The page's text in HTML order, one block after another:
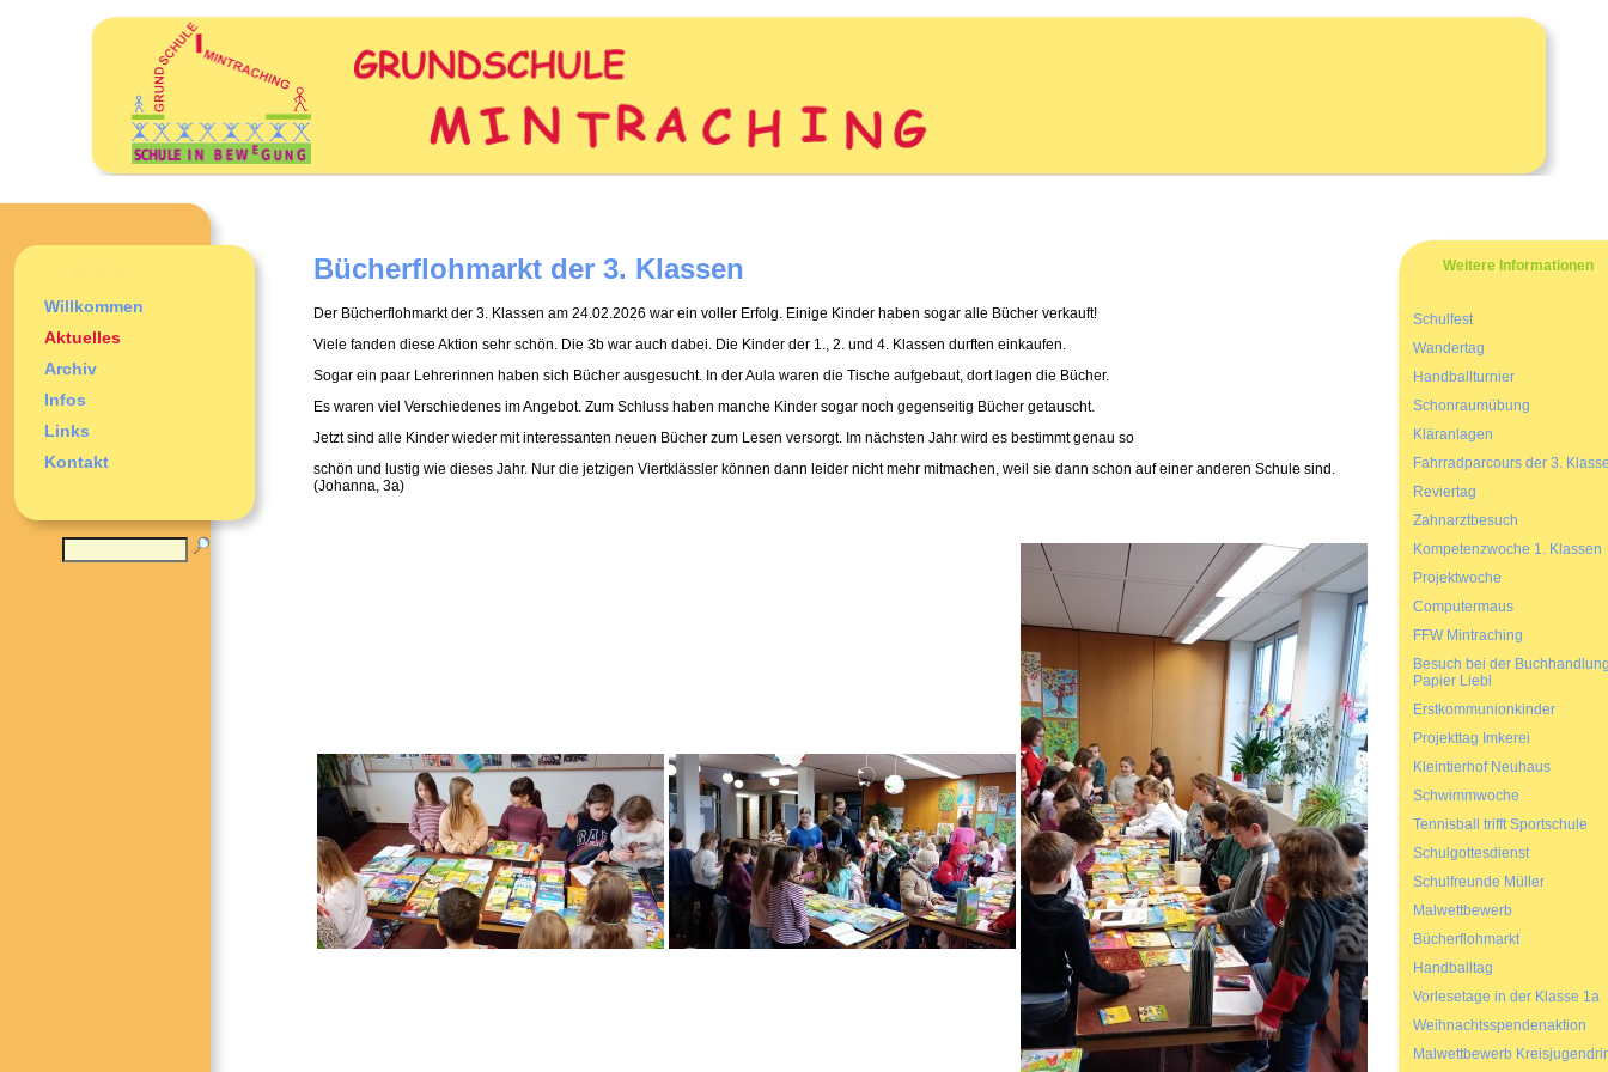
Willkommen
Aktuelles
Archiv
Infos
Links
Kontakt
Bücherflohmarkt der 3. Klassen
Der Bücherflohmarkt der 3. Klassen am 24.02.2026 war ein voller Erfolg. Einige Kinder haben sogar alle Bücher verkauft!
Viele fanden diese Aktion sehr schön. Die 3b war auch dabei. Die Kinder der 1., 2. und 4. Klassen durften einkaufen.
Sogar ein paar Lehrerinnen haben sich Bücher ausgesucht. In der Aula waren die Tische aufgebaut, dort lagen die Bücher.
Es waren viel Verschiedenes im Angebot. Zum Schluss haben manche Kinder sogar noch gegenseitig Bücher getauscht.
Jetzt sind alle Kinder wieder mit interessanten neuen Bücher zum Lesen versorgt. Im nächsten Jahr wird es bestimmt genau so
schön und lustig wie dieses Jahr. Nur die jetzigen Viertklässler können dann leider nicht mehr mitmachen, weil sie dann schon auf einer anderen Schule sind.
(Johanna, 3a)
Weitere Informationen
Schulfest
Wandertag
Handballturnier
Schonraumübung
Kläranlagen
Fahrradparcours der 3.
Reviertag
Zahnarztbesuch
Kompetenzwoche 1. Klassen
Projektwoche
Computermaus
FFW Mintraching
Besuch bei der
Papier Liebl
Erstkommunionkinder
Projekttag Imkerei
Kleintierhof Neuhaus
Schwimmwoche
Tennisball trifft Sportschule
Schulgottesdienst
Schulfreunde Müller
Malwettbewerb
Bücherflohmarkt
Handballtag
Vorlesetage in der Klasse 1a
Weihnachtsspendenaktion
Malwettbewerb